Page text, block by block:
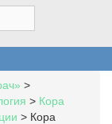
>
> Кора
> Кора